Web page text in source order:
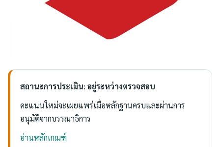
สถานะการประเมิน: อยู่ระหว่างตรวจสอบ
คะแนนใหม่จะเผยแพร่เมื่อหลักฐานครบและผ่านการ
อนุมัติจากบรรณาธิการ
อ่านหลักเกณฑ์